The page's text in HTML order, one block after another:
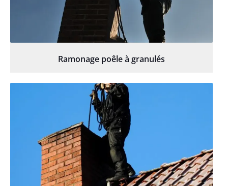
Ramonage poêle à granulés